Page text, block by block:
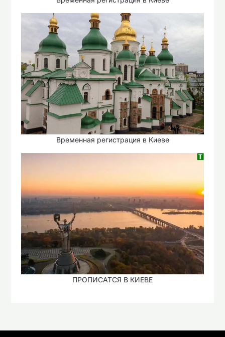
Временная регистрация в Киеве
ПРОПИСАТСЯ В КИЕВЕ